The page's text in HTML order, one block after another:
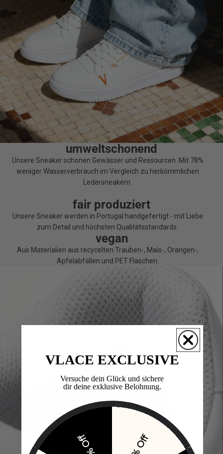
umweltschonend
Unsere Sneaker schonen Gewässer und Ressourcen. Mit 78%
weniger Wasserverbrauch im Vergleich zu herkömmlichen
Ledersneakern.
fair produziert
Unsere Sneaker werden in Portugal handgefertigt - mit Liebe
zum Detail und höchsten Qualitätsstandards.
vegan
Aus Materialien aus recycelten Trauben-, Mais-, Orangen-,
Apfelabfällen und PET Flaschen.
VLACE EXCLUSIVE
Versuche dein Glück und sichere
dir deine exklusive Belohnung.​